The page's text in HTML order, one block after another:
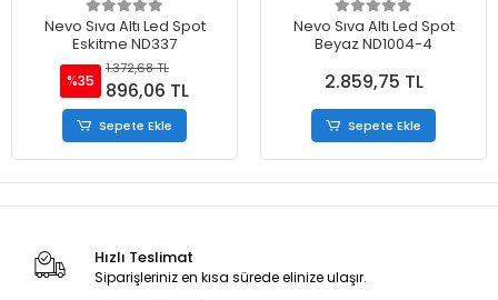
Nevo Sıva Altı Led Spot
Eskitme ND337
%35
1.372,68 TL
896,06 TL
Sepete Ekle
Nevo Sıva Altı Led Spot
Beyaz ND1004-4
2.859,75 TL
Sepete Ekle
Hızlı Teslimat
Siparişleriniz en kısa sürede elinize ulaşır.